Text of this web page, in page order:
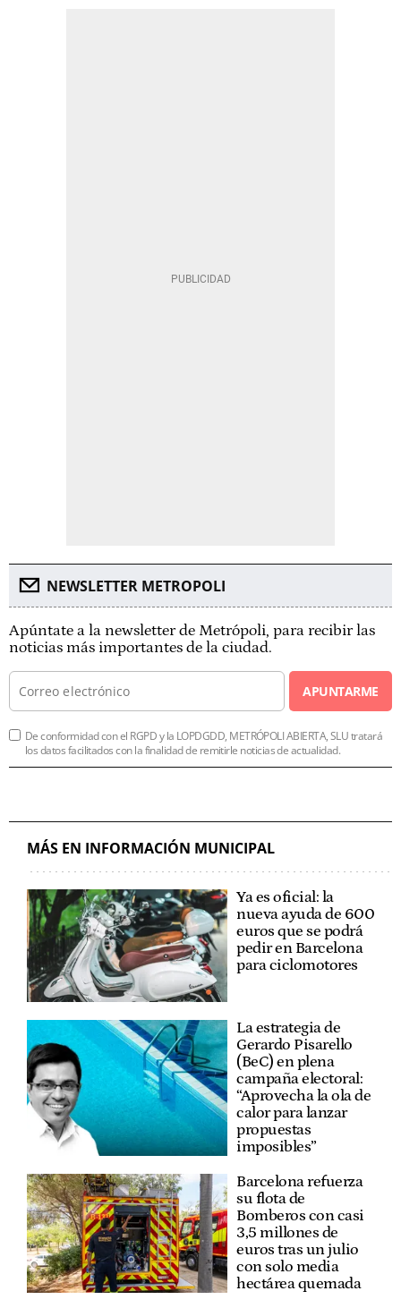
NEWSLETTER METROPOLI
Apúntate a la newsletter de Metrópoli, para recibir las
noticias más importantes de la ciudad.
APUNTARME
De conformidad con el RGPD y la LOPDGDD, METRÓPOLI ABIERTA, SLU tratará
los datos facilitados con la finalidad de remitirle noticias de actualidad.
MÁS EN INFORMACIÓN MUNICIPAL
Ya es oficial: la
nueva ayuda de 600
euros que se podrá
pedir en Barcelona
para ciclomotores
La estrategia de
Gerardo Pisarello
(BeC) en plena
campaña electoral:
“Aprovecha la ola de
calor para lanzar
propuestas
imposibles”
Barcelona refuerza
su flota de
Bomberos con casi
3,5 millones de
euros tras un julio
con solo media
hectárea quemada